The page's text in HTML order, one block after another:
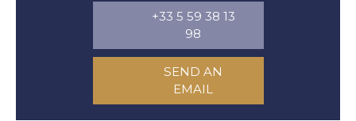
+33 5 59 38 13
98
SEND AN
EMAIL